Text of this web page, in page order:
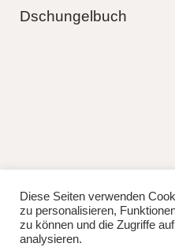
Dschungelbuch
fb
© 2026Lisa Manhuru.
Theme: Weta
Diese Seiten verwenden
zu personalisieren,
zu können und die Zugriffe
analysieren.